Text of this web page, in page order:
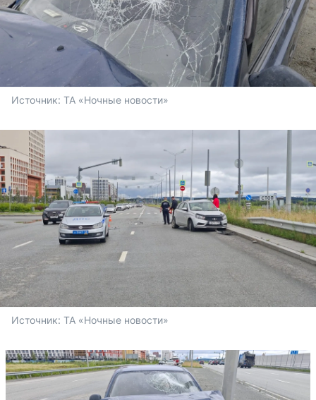
Источник: ТА «Ночные новости»
Источник: ТА «Ночные новости»